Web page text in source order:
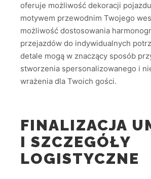
oferuje możliwość dekoracji
motywem przewodnim Twojego
możliwość dostosowania
przejazdów do indywidualnych
detale mogą w znaczący sposób
stworzenia spersonalizowanego i
wrażenia dla Twoich gości.
FINALIZACJA
I SZCZEGÓŁY
LOGISTYCZNE